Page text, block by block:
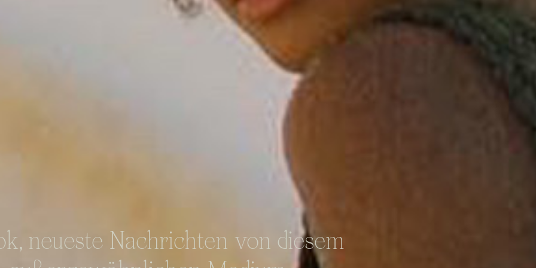
neueste Nachrichten von diesem